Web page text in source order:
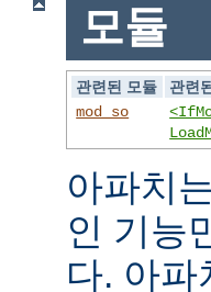
모듈
관련된 모듈
관련
mod_so
아파치
인 기능
다. 아파